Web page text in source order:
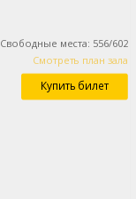
Свободные места: 556/602
Смотреть план зала
Купить билет